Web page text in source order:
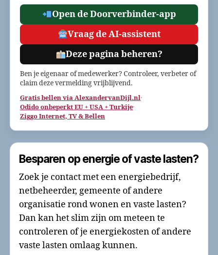
Open de Doorverbinder-app
Vraag de AI-assistent
Deze pagina beheren?
Ben je eigenaar of medewerker? Controleer, verbeter of
claim deze vermelding vrijblijvend.
Gratis bellen via AlexandervanDijl.nl·
Odido onbeperkt EU + USA + Turkije·
Ziggo Internet, TV & Bellen
Besparen op energie of vaste lasten?
Zoek je contact met een energiebedrijf,
netbeheerder, gemeente of andere
organisatie rond wonen en vaste lasten?
Dan kan het slim zijn om meteen te
controleren of je energiekosten of andere
vaste lasten omlaag kunnen.